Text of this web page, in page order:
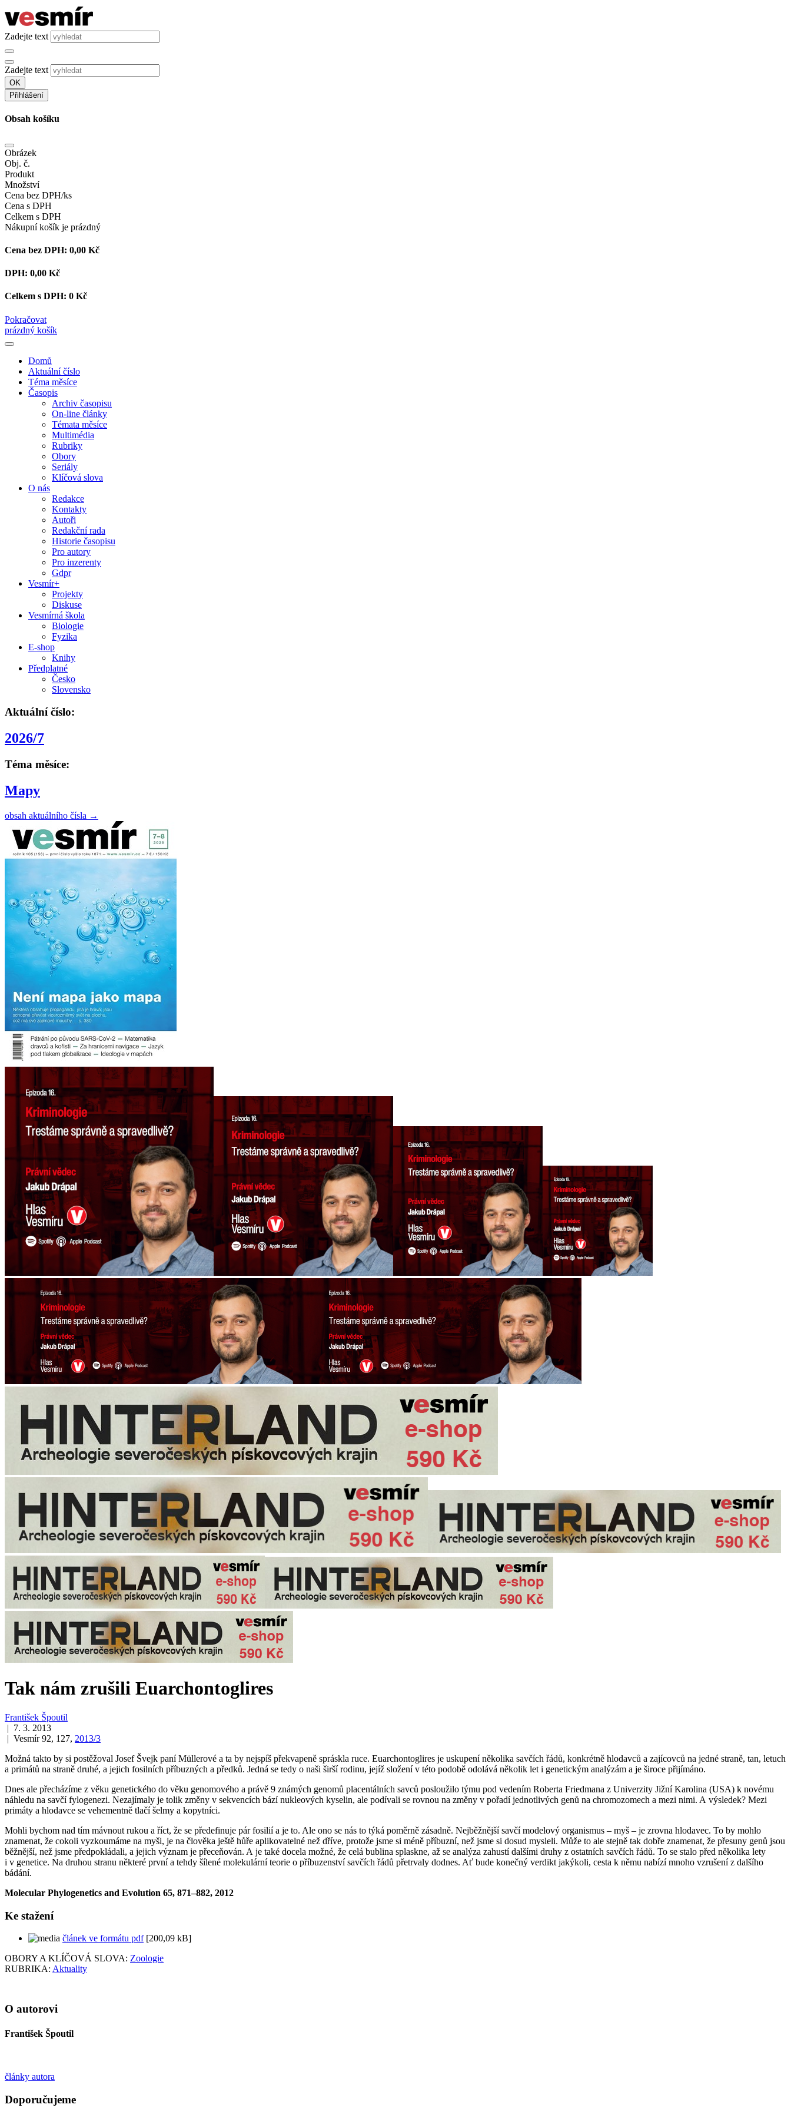
Zadejte text
Zadejte text
OK
Přihlášení
Obsah košíku
Obrázek
Obj. č.
Produkt
Množství
Cena bez DPH/ks
Cena s DPH
Celkem s DPH
Nákupní košík je prázdný
Cena bez DPH: 0,00 Kč
DPH: 0,00 Kč
Celkem s DPH: 0 Kč
Pokračovat
prázdný košík
Domů
Aktuální číslo
Téma měsíce
Časopis
Archiv časopisu
On-line články
Témata měsíce
Multimédia
Rubriky
Obory
Seriály
Klíčová slova
O nás
Redakce
Kontakty
Autoři
Redakční rada
Historie časopisu
Pro autory
Pro inzerenty
Gdpr
Vesmír+
Projekty
Diskuse
Vesmírná škola
Biologie
Fyzika
E-shop
Knihy
Předplatné
Česko
Slovensko
Aktuální číslo:
2026/7
Téma měsíce:
Mapy
obsah aktuálního čísla →
Tak nám zrušili Euarchontoglires
František Špoutil
| 7. 3. 2013
| Vesmír 92, 127, 2013/3
Možná takto by si postěžoval Josef Švejk paní Müllerové a ta by nejspíš překvapeně spráskla ruce. Euarchontoglires je uskupení několika savčích řádů, konkrétně hlodavců a zajícovců na jedné straně, tan, letuch
a primátů na straně druhé, a jejich fosilních příbuzných a předků. Jedná se tedy o naši širší rodinu, jejíž složení v této podobě odolává několik let i genetickým analýzám a je široce přijímáno.
Dnes ale přecházíme z věku genetického do věku genomového a právě 9 známých genomů placentálních savců posloužilo týmu pod vedením Roberta Friedmana z Univerzity Jižní Karolina (USA) k novému
náhledu na savčí fylogenezi. Nezajímaly je tolik změny v sekvencích bází nukleových kyselin, ale podívali se rovnou na změny v pořadí jednotlivých genů na chromozomech a mezi nimi. A výsledek? Mezi
primáty a hlodavce se vehementně tlačí šelmy a kopytníci.
Mohli bychom nad tím mávnout rukou a říct, že se předefinuje pár fosilií a je to. Ale ono se nás to týká poměrně zásadně. Nejběžnější savčí modelový organismus – myš – je zrovna hlodavec. To by mohlo
znamenat, že cokoli vyzkoumáme na myši, je na člověka ještě hůře aplikovatelné než dříve, protože jsme si méně příbuzní, než jsme si dosud mysleli. Může to ale stejně tak dobře znamenat, že přesuny genů jsou
běžnější, než jsme předpokládali, a jejich význam je přeceňován. A je také docela možné, že celá bublina splaskne, až se analýza zahustí dalšími druhy z ostatních savčích řádů. To se stalo před několika lety
i v genetice. Na druhou stranu některé první a tehdy šílené molekulární teorie o příbuzenství savčích řádů přetrvaly dodnes. Ať bude konečný verdikt jakýkoli, cesta k němu nabízí mnoho vzrušení z dalšího
bádání.
Molecular Phylogenetics and Evolution 65, 871–882, 2012
Ke stažení
článek ve formátu pdf[200,09 kB]
OBORY A KLÍČOVÁ SLOVA: Zoologie
RUBRIKA: Aktuality
O autorovi
František Špoutil
články autora
Doporučujeme